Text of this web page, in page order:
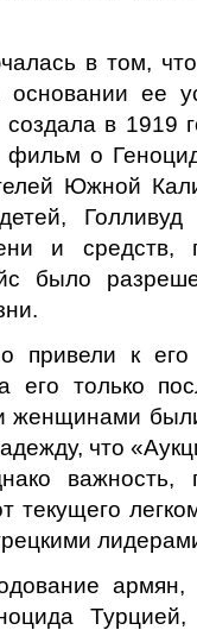
в том,
ее
в 1919
фильм о
Южной
и средств,
было
привели к его
его только
женщинами
что
текущего
армян,